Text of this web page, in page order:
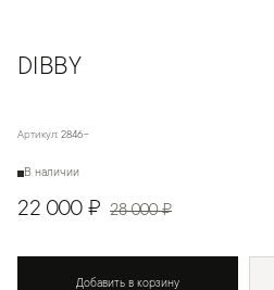
DIBBY
Артикул: 2846-
В наличии
22 000 ₽ 28 000 ₽
Добавить в корзину